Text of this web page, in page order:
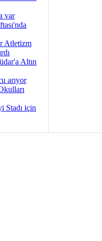
var
Atletizm
Altın
arıyor
Stadı için